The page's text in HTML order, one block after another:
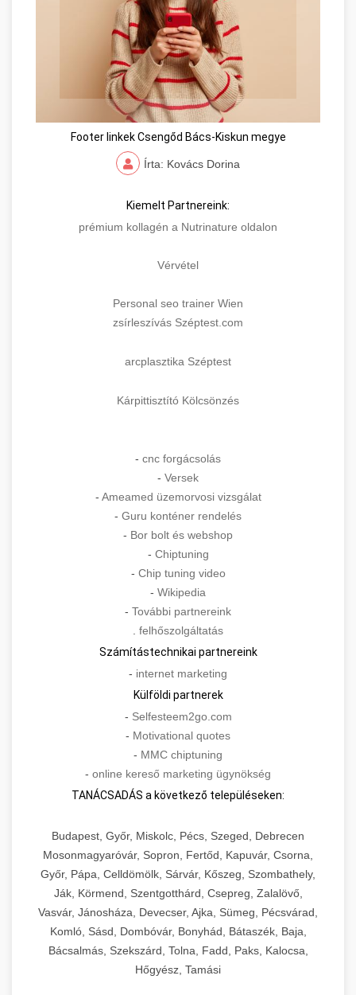
Footer linkek Csengőd Bács-Kiskun megye
Írta: Kovács Dorina
Kiemelt Partnereink:
prémium kollagén a Nutrinature oldalon
Vérvétel
Personal seo trainer Wien
zsírleszívás Széptest.com
arcplasztika Széptest
Kárpittisztító Kölcsönzés
- cnc forgácsolás
- Versek
- Ameamed üzemorvosi vizsgálat
- Guru konténer rendelés
- Bor bolt és webshop
- Chiptuning
- Chip tuning video
- Wikipedia
- További partnereink
. felhőszolgáltatás
Számítástechnikai partnereink
- internet marketing
Külföldi partnerek
- Selfesteem2go.com
- Motivational quotes
- MMC chiptuning
- online kereső marketing ügynökség
TANÁCSADÁS a következő településeken:
Budapest, Győr, Miskolc, Pécs, Szeged, Debrecen
Mosonmagyaróvár, Sopron, Fertőd, Kapuvár, Csorna,
Győr, Pápa, Celldömölk, Sárvár, Kőszeg, Szombathely,
Ják, Körmend, Szentgotthárd, Csepreg, Zalalövő,
Vasvár, Jánosháza, Devecser, Ajka, Sümeg, Pécsvárad,
Komló, Sásd, Dombóvár, Bonyhád, Bátaszék, Baja,
Bácsalmás, Szekszárd, Tolna, Fadd, Paks, Kalocsa,
Hőgyész, Tamási